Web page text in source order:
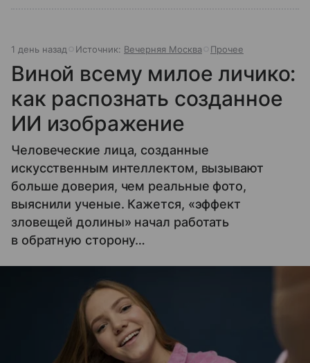
1 день назад Источник: Вечерняя Москва Прочее
Виной всему милое личико:
как распознать созданное
ИИ изображение
Человеческие лица, созданные
искусственным интеллектом, вызывают
больше доверия, чем реальные фото,
выяснили ученые. Кажется, «эффект
зловещей долины» начал работать
в обратную сторону…